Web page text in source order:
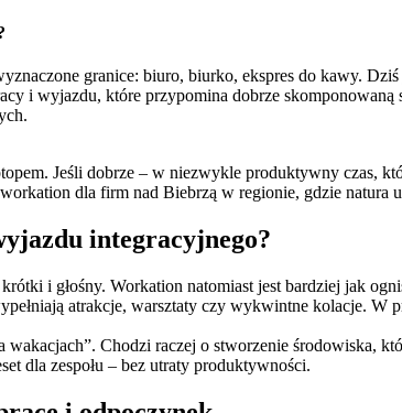
granice: biuro, biurko, ekspres do kawy.
i wyjazdu, które przypomina dobrze
Jeśli dobrze – w niezwykle produktywny czas,
dla firm nad Biebrzą w regionie, gdzie
integracyjnego?
i głośny. Workation natomiast jest bardziej jak
atrakcje, warsztaty czy wykwintne kolacje. W
Chodzi raczej o stworzenie środowiska,
dla zespołu – bez utraty produktywności.